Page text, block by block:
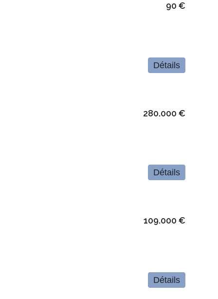
90 €
Détails
280.000 €
Détails
109.000 €
Détails